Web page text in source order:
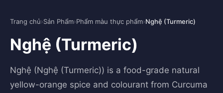
Trang chủ›Sản Phẩm›Phẩm màu thực phẩm›Nghệ (Turmeric)
Nghệ (Turmeric)
Nghệ (Nghệ (Turmeric)) is a food-grade natural
yellow-orange spice and colourant from Curcuma